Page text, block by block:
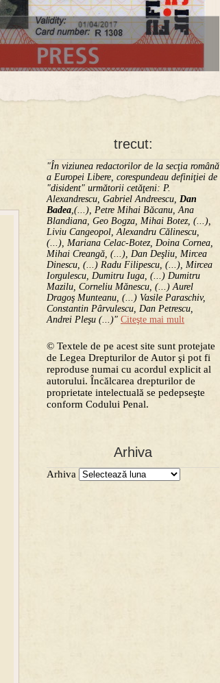
trecut:
"În viziunea redactorilor de la secţia română
a Europei Libere, corespundeau definiţiei de
"disident" următorii ce­tă­ţeni: P.
Alexandrescu, Gabriel Andreescu, Dan
Badea,(...), Petre Mihai Băcanu, Ana
Blandiana, Geo Bogza, Mihai Botez, (...),
Liviu Cangeopol, Alexandru Călinescu,
(...), Mariana Celac-Botez, Doina Cornea,
Mihai Creangă, (...), Dan Deşliu, Mircea
Dinescu, (...) Radu Filipescu, (...), Mircea
Iorgulescu, Dumitru Iuga, (...) Dumitru
Mazilu, Corneliu Mănescu, (...) Aurel
Dragoş Munteanu, (...) Vasile Paraschiv,
Constantin Pârvulescu, Dan Petrescu,
Andrei Pleşu (...)" Citeşte mai mult
© Textele de pe acest site sunt protejate
de Legea Drepturilor de Autor şi pot fi
reproduse numai cu acordul explicit al
autorului. Încălcarea drepturilor de
proprietate intelectuală se pedepseşte
conform Codului Penal.
Arhiva
Arhiva